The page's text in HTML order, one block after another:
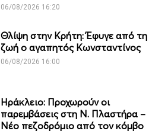
06/08/2026 16:20
Θλίψη στην Κρήτη: Έφυγε από τη
ζωή ο αγαπητός Κωνσταντίνος
06/08/2026 16:00
Ηράκλειο: Προχωρούν οι
παρεμβάσεις στη Ν. Πλαστήρα –
Νέο πεζοδρόμιο από τον κόμβο